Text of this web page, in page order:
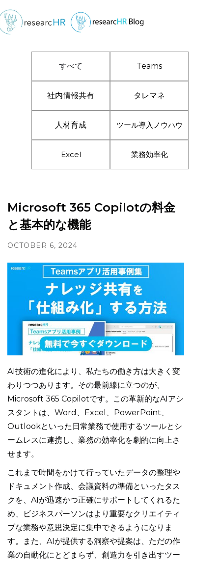
すべて Teams
社内情報共有 タレマネ
人材育成 ツール導入ノウハウ
Excel 業務効率化
Microsoft 365 Copilotの料金
と基本的な機能
OCTOBER 6, 2024
AI技術の進化により、私たちの働き方は大きく変
わりつつあります。その最前線に立つのが、
Microsoft 365 Copilotです。この革新的なAIアシ
スタントは、Word、Excel、PowerPoint、
Outlookといった日常業務で使用するツールとシ
ームレスに連携し、業務の効率化を劇的に向上さ
せます。
これまで時間をかけて行っていたデータの整理や
ドキュメント作成、会議資料の準備といったタス
クを、AIが迅速かつ正確にサポートしてくれるた
め、ビジネスパーソンはより重要なクリエイティ
ブな業務や意思決定に集中できるようになりま
す。また、AIが提供する洞察や提案は、ただの作
業の自動化にとどまらず、創造力を引き出すツー